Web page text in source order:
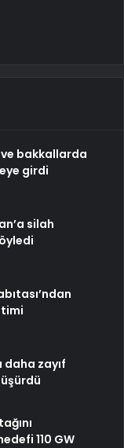
bakkallarda
girdi
silah
daha zayıf
110 GW